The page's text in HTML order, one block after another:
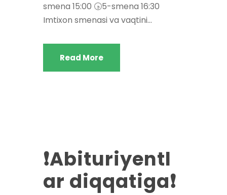
smena 15:00 🕟5-smena 16:30
Imtixon smenasi va vaqtini...
Read More
❗️Abituriyentl
ar diqqatiga❗️